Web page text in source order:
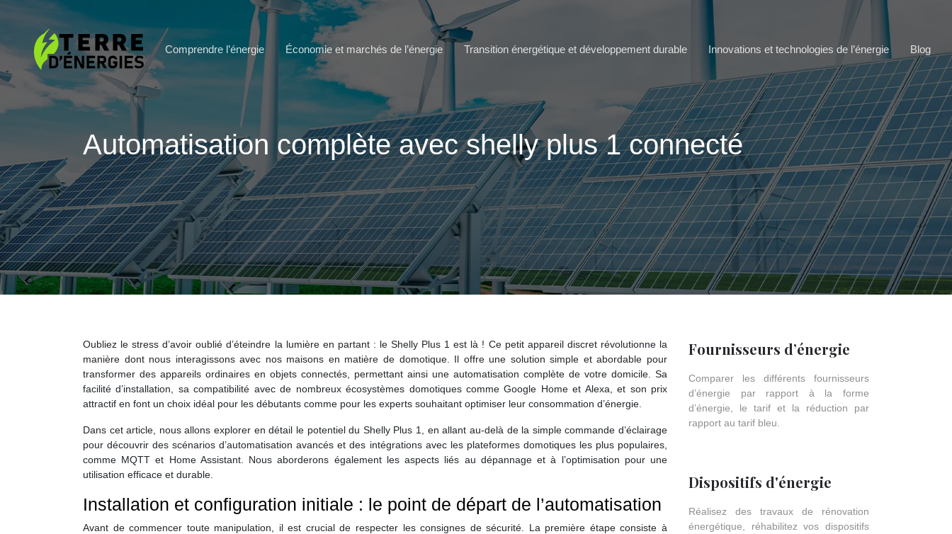
Comprendre l’énergie Économie et marchés de l’énergie Transition énergétique et développement durable Innovations et technologies de l’énergie Blog
Automatisation complète avec shelly plus 1 connecté
Oubliez le stress d’avoir oublié d’éteindre la lumière en partant : le Shelly Plus 1 est là ! Ce petit appareil discret révolutionne la
manière dont nous interagissons avec nos maisons en matière de domotique. Il offre une solution simple et abordable pour
transformer des appareils ordinaires en objets connectés, permettant ainsi une automatisation complète de votre domicile. Sa
facilité d’installation, sa compatibilité avec de nombreux écosystèmes domotiques comme Google Home et Alexa, et son prix
attractif en font un choix idéal pour les débutants comme pour les experts souhaitant optimiser leur consommation d’énergie.
Dans cet article, nous allons explorer en détail le potentiel du Shelly Plus 1, en allant au-delà de la simple commande d’éclairage
pour découvrir des scénarios d’automatisation avancés et des intégrations avec les plateformes domotiques les plus populaires,
comme MQTT et Home Assistant. Nous aborderons également les aspects liés au dépannage et à l’optimisation pour une
utilisation efficace et durable.
Installation et configuration initiale : le point de départ de l’automatisation
Avant de commencer toute manipulation, il est crucial de respecter les consignes de sécurité. La première étape consiste à
Fournisseurs d’énergie
Comparer les différents fournisseurs
d’énergie par rapport à la forme
d’énergie, le tarif et la réduction par
rapport au tarif bleu.
Dispositifs d'énergie
Réalisez des travaux de rénovation
énergétique, réhabilitez vos dispositifs